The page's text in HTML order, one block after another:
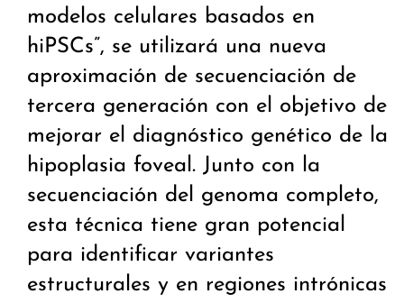
modelos celulares basados en
hiPSCs”, se utilizará una nueva
aproximación de secuenciación de
tercera generación con el objetivo de
mejorar el diagnóstico genético de la
hipoplasia foveal. Junto con la
secuenciación del genoma completo,
esta técnica tiene gran potencial
para identificar variantes
estructurales y en regiones intrónicas